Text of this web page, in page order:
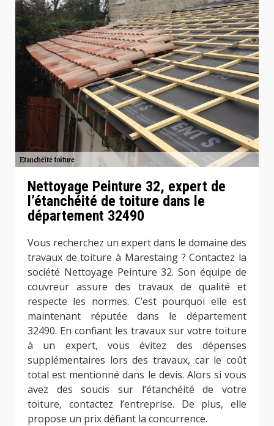
Nettoyage Peinture 32, expert de
l’étanchéité de toiture dans le
département 32490
Vous recherchez un expert dans le domaine des
travaux de toiture à Marestaing ? Contactez la
société Nettoyage Peinture 32. Son équipe de
couvreur assure des travaux de qualité et
respecte les normes. C’est pourquoi elle est
maintenant réputée dans le département
32490. En confiant les travaux sur votre toiture
à un expert, vous évitez des dépenses
supplémentaires lors des travaux, car le coût
total est mentionné dans le devis. Alors si vous
avez des soucis sur l’étanchéité de votre
toiture, contactez l’entreprise. De plus, elle
propose un prix défiant la concurrence.